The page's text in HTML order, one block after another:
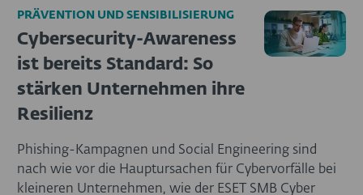
PRÄVENTION UND SENSIBILISIERUNG
Cybersecurity-Awareness
ist bereits Standard: So
stärken Unternehmen ihre
Resilienz
Phishing-Kampagnen und Social Engineering sind
nach wie vor die Hauptursachen für Cybervorfälle bei
kleineren Unternehmen, wie der ESET SMB Cyber